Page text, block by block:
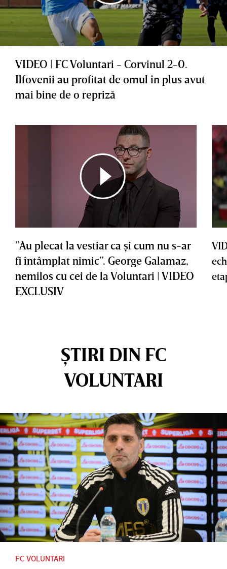
VIDEO | FC Voluntari - Corvinul 2-0.
Ilfovenii au profitat de omul în plus avut
mai bine de o repriză
”Au plecat la vestiar ca şi cum nu s-ar
fi întâmplat nimic”. George Galamaz,
nemilos cu cei de la Voluntari | VIDEO
EXCLUSIV
ȘTIRI DIN FC
VOLUNTARI
FC VOLUNTARI